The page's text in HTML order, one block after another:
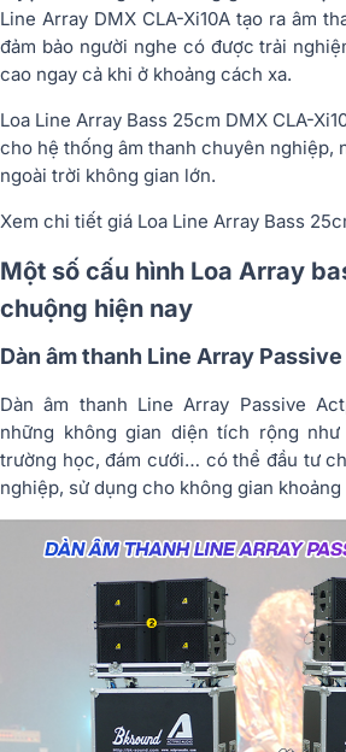
Line Array DMX CLA-Xi10A tạo ra âm
đảm bảo người nghe có được trải
cao ngay cả khi ở khoảng cách xa.
Loa Line Array Bass 25cm DMX CLA-
cho hệ thống âm thanh chuyên nghiệp,
ngoài trời không gian lớn.
Xem chi tiết giá Loa Line Array Bass
Một số cấu hình Loa Array
chuộng hiện nay
Dàn âm thanh Line Array
Dàn âm thanh Line Array Passive
những không gian diện tích rộng
trường học, đám cưới… có thể đầu tư
nghiệp, sử dụng cho không gian